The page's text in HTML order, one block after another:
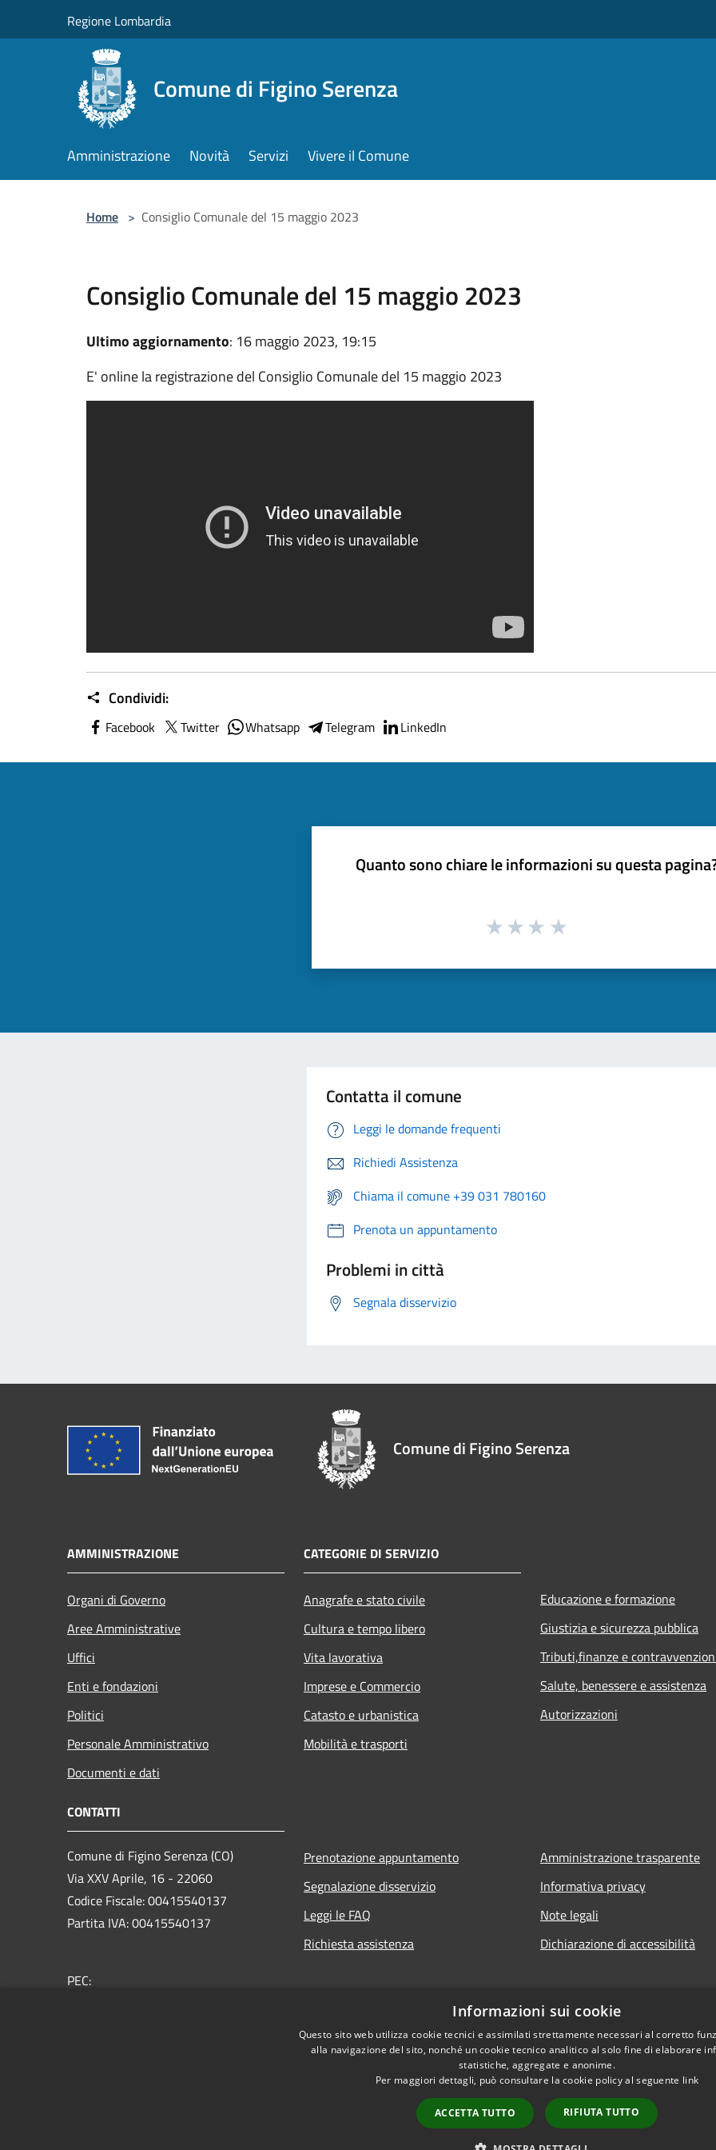
Regione Lombardia
Comune di Figino Serenza
Amministrazione Novità Servizi Vivere il Comune
Home > Consiglio Comunale del 15 maggio 2023
Consiglio Comunale del 15 maggio 2023
Ultimo aggiornamento: 16 maggio 2023, 19:15
E' online la registrazione del Consiglio Comunale del 15 maggio 2023
Condividi:
Facebook Twitter Whatsapp Telegram LinkedIn
Quanto sono chiare le informazioni su questa
Contatta il comune
Leggi le domande frequenti
Richiedi Assistenza
Chiama il comune +39 031 780160
Prenota un appuntamento
Problemi in città
Segnala disservizio
Comune di Figino Serenza
AMMINISTRAZIONE
Organi di Governo
Aree Amministrative
Uffici
Enti e fondazioni
Politici
Personale Amministrativo
Documenti e dati
CATEGORIE DI SERVIZIO
Anagrafe e stato civile
Cultura e tempo libero
Vita lavorativa
Imprese e Commercio
Catasto e urbanistica
Mobilità e trasporti
Educazione e formazione
Giustizia e sicurezza pubblica
Tributi,finanze e
Salute, benessere e assistenza
Autorizzazioni
CONTATTI
Comune di Figino Serenza (CO)
Via XXV Aprile, 16 - 22060
Codice Fiscale: 00415540137
Partita IVA: 00415540137
PEC:
Prenotazione appuntamento
Segnalazione disservizio
Leggi le FAQ
Richiesta assistenza
Amministrazione trasparente
Informativa privacy
Note legali
Dichiarazione di accessibilità
Copyright © 2026 •
Informazioni sui cookie
Questo sito web utilizza cookie tecnici e assimilati strettamente necessari al corretto
alla navigazione del sito, nonché un cookie tecnico analitico al solo fine di elaborare
statistiche, aggregate e anonime.
Per maggiori dettagli, può consultare la cookie policy al seguente link
ACCETTA TUTTO RIFIUTA TUTTO